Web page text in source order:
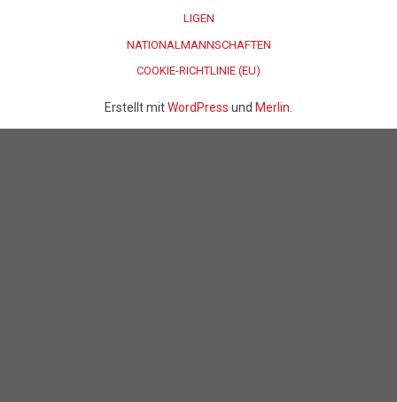
LIGEN
NATIONALMANNSCHAFTEN
COOKIE-RICHTLINIE (EU)
Erstellt mitWordPress und Merlin.